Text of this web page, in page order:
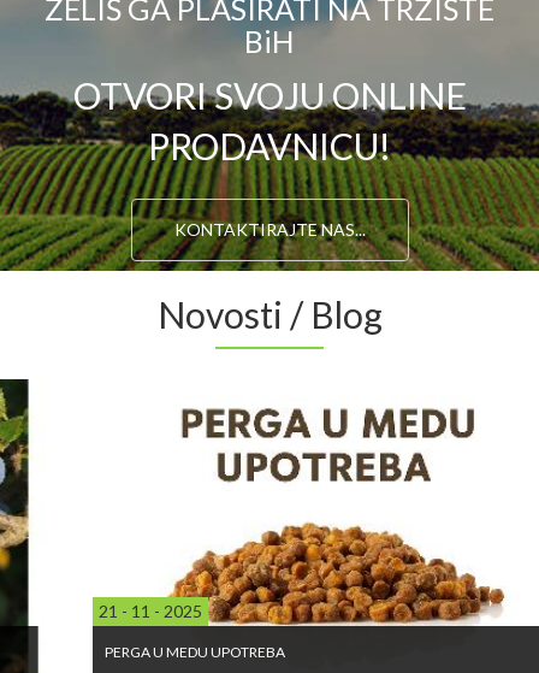
ŽELIŠ GA PLASIRATI NA TRŽIŠTE
BiH
OTVORI SVOJU ONLINE
PRODAVNICU!
KONTAKTIRAJTE NAS...
Novosti / Blog
21 - 11 - 2025
PERGA U MEDU UPOTREBA